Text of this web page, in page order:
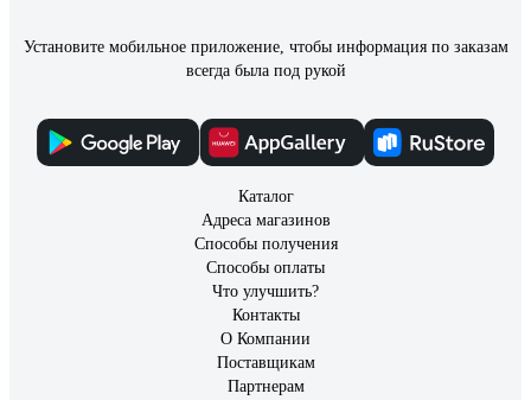
Установите мобильное приложение, чтобы информация по заказам
всегда была под рукой
Каталог
Адреса магазинов
Способы получения
Способы оплаты
Что улучшить?
Контакты
О Компании
Поставщикам
Партнерам